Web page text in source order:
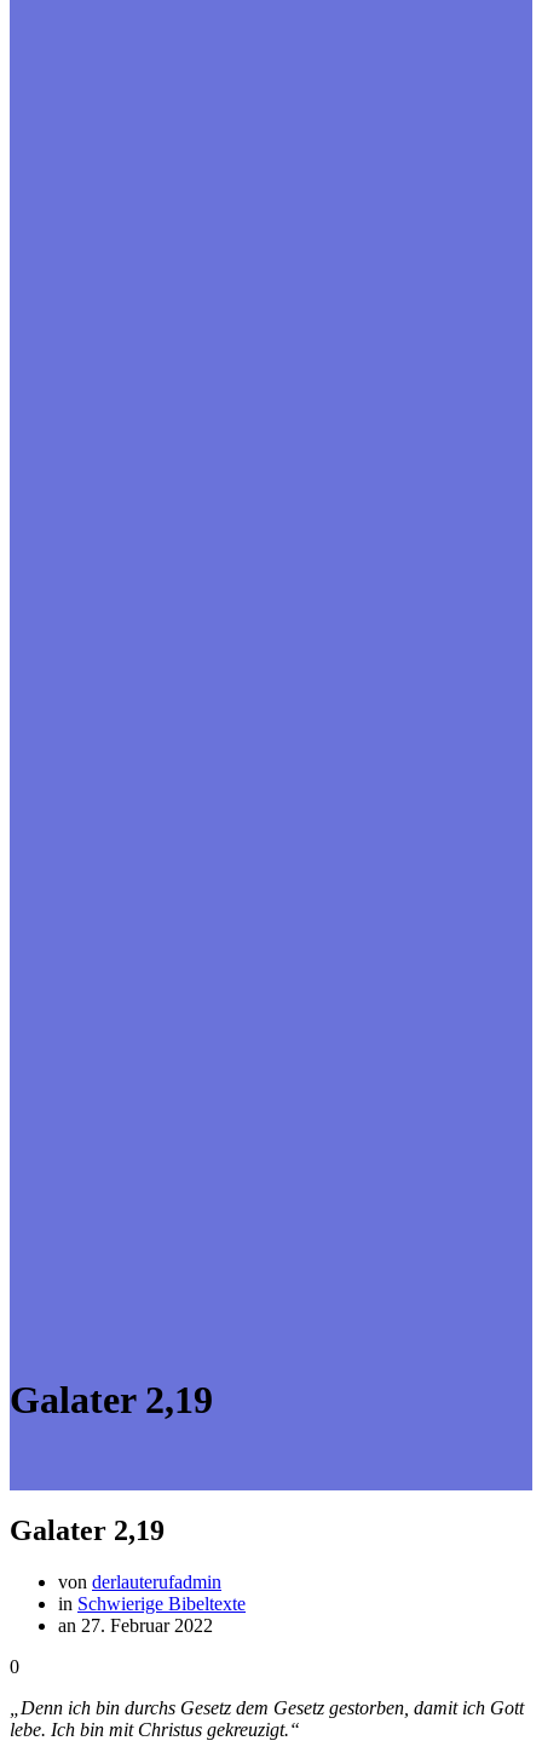
Galater 2,19
Galater 2,19
von derlauterufadmin
in Schwierige Bibeltexte
an 27. Februar 2022
0
„Denn ich bin durchs Gesetz dem Gesetz gestorben, damit ich Gott
lebe. Ich bin mit Christus gekreuzigt.“